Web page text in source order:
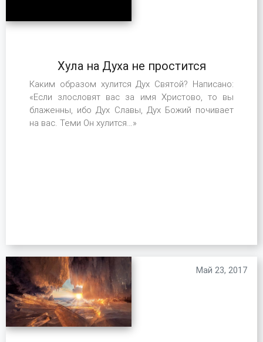
Хула на Духа не простится
Каким образом хулится Дух Святой? Написано:
«Если злословят вас за имя Христово, то вы
блаженны, ибо Дух Славы, Дух Божий почивает
на вас. Теми Он хулится…»
Май 23, 2017